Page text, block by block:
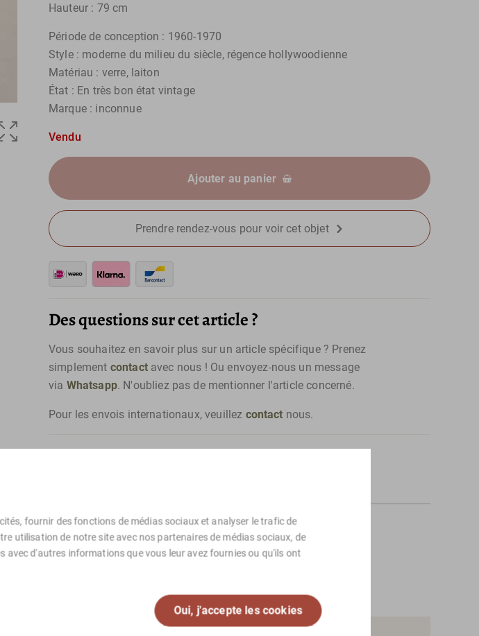
fournir des fonctions de médias sociaux et analyser le trafic de
utilisation de notre site avec nos partenaires de médias sociaux, de
avec d'autres informations que vous leur avez fournies ou qu'ils ont
Oui, j'accepte les cookies
Hauteur : 79 cm
Période de conception : 1960-1970
Style : moderne du milieu du siècle, régence hollywoodienne
Matériau : verre, laiton
État : En très bon état vintage
Marque : inconnue
Vendu
Ajouter au panier
Prendre rendez-vous pour voir cet objet
Des questions sur cet article ?
Vous souhaitez en savoir plus sur un article spécifique ? Prenez
simplement contactavec nous ! Ou envoyez-nous un message
via Whatsapp. N'oubliez pas de mentionner l'article concerné.
Pour les envois internationaux, veuillez contact nous.
Régence hollywoodienne, Moderne, Vintage